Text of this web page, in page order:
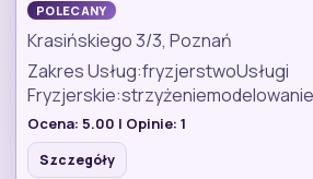
POLECANY
Krasińskiego 3/3, Poznań
Zakres Usług:fryzjerstwoUsługi
Ocena: 5.00 | Opinie: 1
Szczegóły